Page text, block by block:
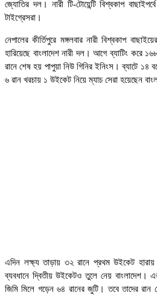
জ্যোতির দল। নারী টি-টোয়েন্টি বিশ্বকাপ
টাইগ্রেসরা।
নেপালের কীর্তিপুরে মঙ্গলবার নারী বিশ্বকাপ
হারিয়েছে বাংলাদেশ নারী দল। আগে ব্যাটিং করে
রানে শেষ হয় পাপুয়া নিউ গিনির ইনিংস। ব্যাটে ১৪
৬ রান খরচায় ১ উইকেট নিয়ে ম্যাচ সেরা হয়েছেন
এদিন লক্ষ্য তাড়ায় ৩২ রানে প্রথম উইকেট হারায়
ব্যবধানে দ্বিতীয় উইকেটও তুলে নেয় বাংলাদেশ।
জিমি মিলে গড়েন ৬৪ রানের জুটি। তবে তাদের